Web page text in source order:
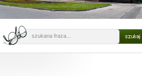
szukana fraza...